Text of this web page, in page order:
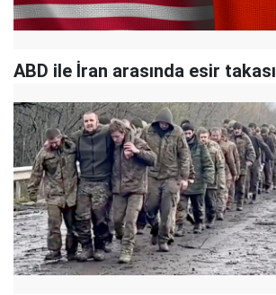
ABD ile İran arasında esir takası